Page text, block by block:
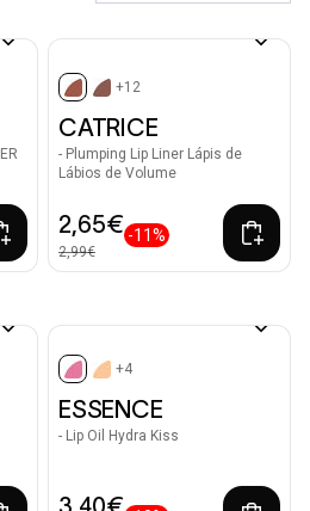
selected
+12
CATRICE
- Plumping Lip Liner Lápis de
Lábios de Volume
2,65€
2,99€
-11%
selected
+4
ESSENCE
- Lip Oil Hydra Kiss